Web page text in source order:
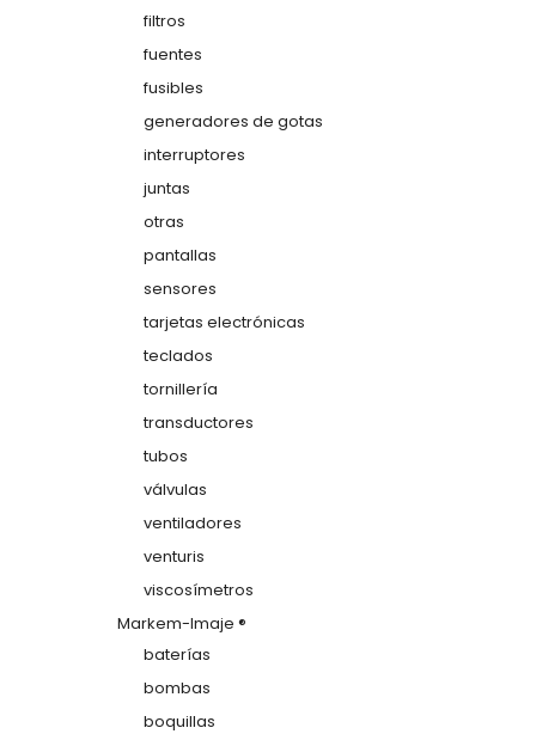
filtros
fuentes
fusibles
generadores de gotas
interruptores
juntas
otras
pantallas
sensores
tarjetas electrónicas
teclados
tornillería
transductores
tubos
válvulas
ventiladores
venturis
viscosímetros
Markem-Imaje ®
baterías
bombas
boquillas